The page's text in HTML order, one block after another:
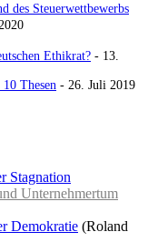
des Steuerwettbewerbs
Ethikrat? - 13.
Thesen - 26. Juli 2019
Stagnation
Unternehmertum
Demokratie (Roland